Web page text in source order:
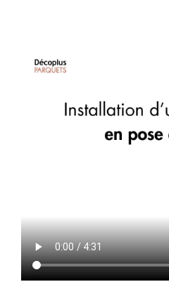
VOUS AVEZ
Un expert Décoplus